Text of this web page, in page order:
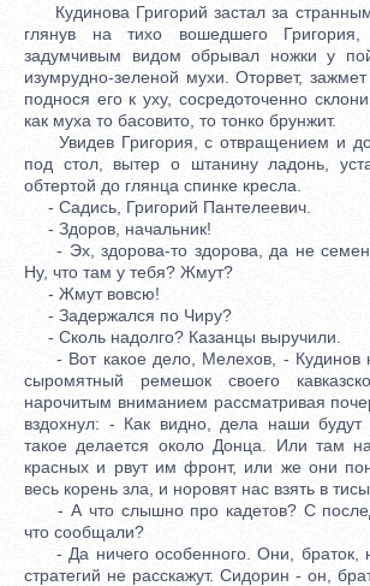
Кудинова Григорий застал за
глянув на тихо вошедшего
задумчивым видом обрывал ножки у
изумрудно-зеленой мухи. Оторвет, зажмет
поднося его к уху, сосредоточенно
как муха то басовито, то тонко брунжит.
Увидев Григория, с отвращением и
под стол, вытер о штанину ладонь,
обтертой до глянца спинке кресла.
- Садись, Григорий Пантелеевич.
- Здоров, начальник!
- Эх, здорова-то здорова, да не
Ну, что там у тебя? Жмут?
- Жмут вовсю!
- Задержался по Чиру?
- Сколь надолго? Казанцы выручили.
- Вот какое дело, Мелехов, - Кудинов
сыромятный ремешок своего
нарочитым вниманием рассматривая
вздохнул: - Как видно, дела наши
такое делается около Донца. Или там
красных и рвут им фронт, или же они
весь корень зла, и норовят нас взять в тисы.
- А что слышно про кадетов? С
что сообщали?
- Да ничего особенного. Они, браток,
стратегий не расскажут. Сидорин - он,